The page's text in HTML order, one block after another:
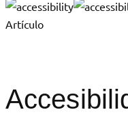
Artículo